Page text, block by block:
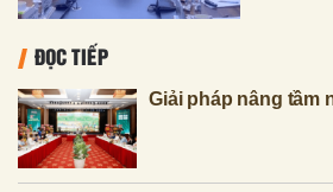
ĐỌC TIẾP
Giải pháp nâng tầm